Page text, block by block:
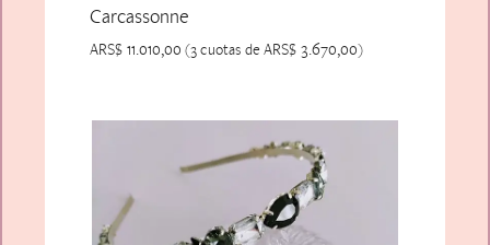
Carcassonne
ARS$11.010,00 (3 cuotas de ARS$3.670,00)